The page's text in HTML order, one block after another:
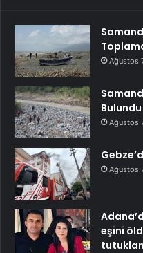
Ağustos
Bulundu
Ağustos
Ağustos
eşini